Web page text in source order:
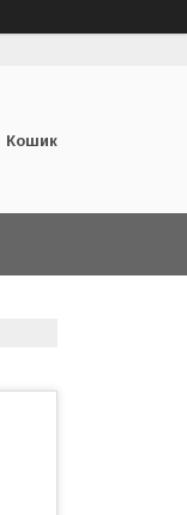
Кошик